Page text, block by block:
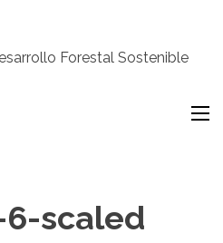
Forestal Sostenible
scaled